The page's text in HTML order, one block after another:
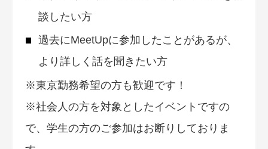
談したい方
過去にMeetUpに参加したことがあるが、
より詳しく話を聞きたい方
※東京勤務希望の方も歓迎です！
※社会人の方を対象としたイベントですの
で、学生の方のご参加はお断りしておりま